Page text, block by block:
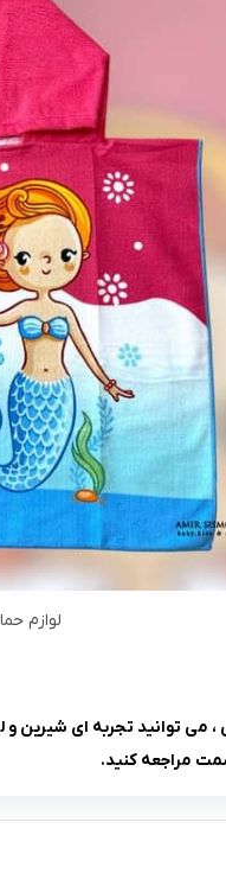
لوازم
، می توانید تجربه ای شیرین
مراجعه کنید.